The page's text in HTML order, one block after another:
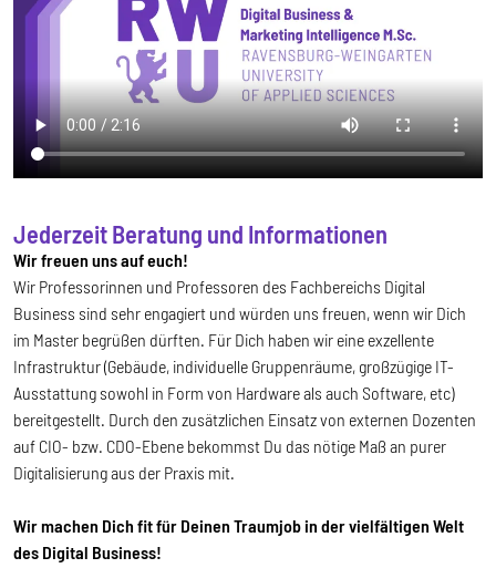
Jederzeit Beratung und Informationen
Wir freuen uns auf euch!
Wir Professorinnen und Professoren des Fachbereichs Digital
Business sind sehr engagiert und würden uns freuen, wenn wir Dich
im Master begrüßen dürften. Für Dich haben wir eine exzellente
Infrastruktur (Gebäude, individuelle Gruppenräume, großzügige IT-
Ausstattung sowohl in Form von Hardware als auch Software, etc)
bereitgestellt. Durch den zusätzlichen Einsatz von externen Dozenten
auf CIO- bzw. CDO-Ebene bekommst Du das nötige Maß an purer
Digitalisierung aus der Praxis mit.
Wir machen Dich fit für Deinen Traumjob in der vielfältigen Welt
des Digital Business!